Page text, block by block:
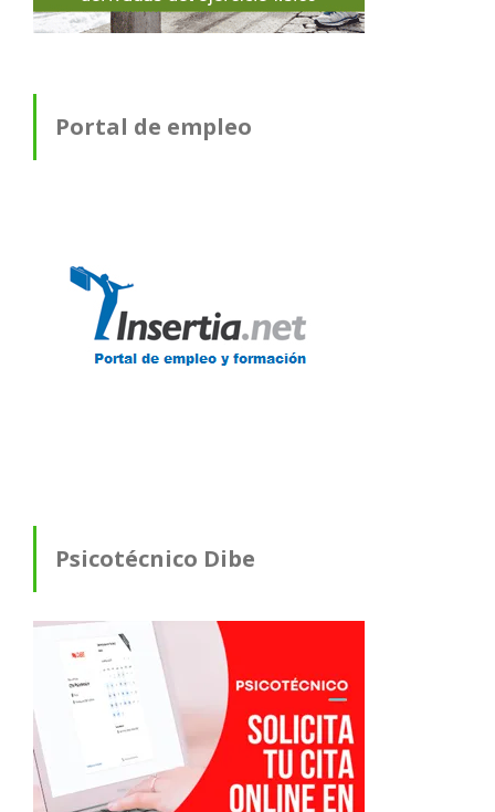
Portal de empleo
Psicotécnico Dibe